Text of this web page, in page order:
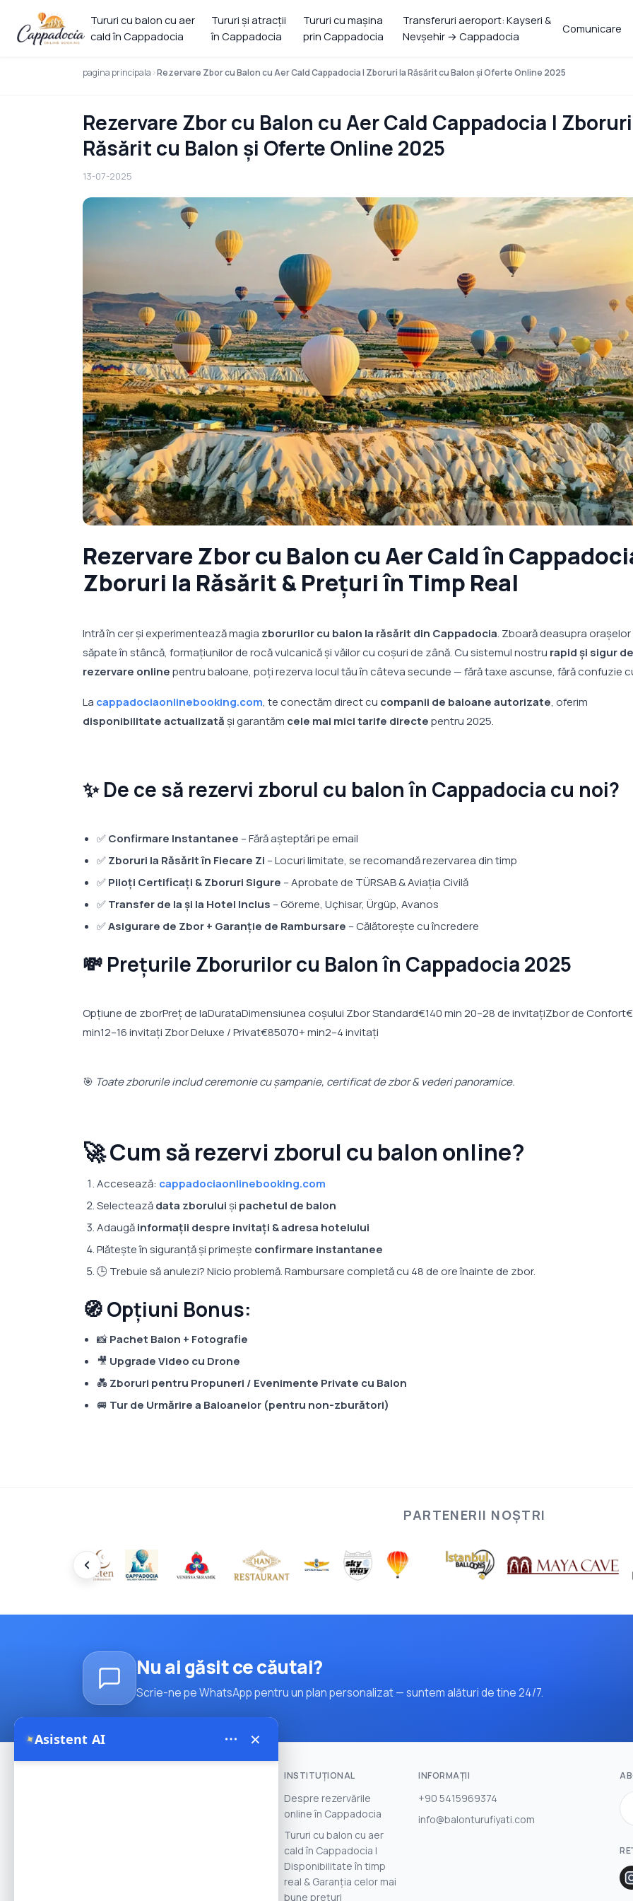
Tururi cu balon cu aer
cald în Cappadocia
Tururi și atracții
în Cappadocia
Tururi cu mașina
prin Cappadocia
Transferuri aeroport: Kayseri &
Nevşehir → Cappadocia
Comunicare
pagina principala Rezervare Zbor cu Balon cu Aer Cald Cappadocia | Zboruri la Răsărit cu Balon și Oferte Online 2025
Rezervare Zbor cu Balon cu Aer Cald Cappadocia |
Răsărit cu Balon și Oferte Online 2025
13-07-2025
Rezervare Zbor cu Balon cu Aer Cald în
Zboruri la Răsărit & Prețuri în Timp Real
Intră în cer și experimentează magia zborurilor cu balon la răsărit din Cappadocia. Zboară deasupra
săpate în stâncă, formațiunilor de rocă vulcanică și văilor cu coșuri de zână. Cu sistemul nostru rapid și sigur de
rezervare onlinepentru baloane, poți rezerva locul tău în câteva secunde — fără taxe ascunse, fără confuzie
La cappadociaonlinebooking.com, te conectăm direct cu companii de baloane autorizate, oferim
disponibilitate actualizatăși garantăm cele mai mici tarife directepentru 2025.
✨ De ce să rezervi zborul cu balon în Cappadocia cu noi?
✅Confirmare Instantanee – Fără așteptări pe email
✅Zboruri la Răsărit în Fiecare Zi – Locuri limitate, se recomandă rezervarea din timp
✅Piloți Certificați & Zboruri Sigure – Aprobate de TÜRSAB & Aviația Civilă
✅Transfer de la și la Hotel Inclus – Göreme, Uçhisar, Ürgüp, Avanos
✅Asigurare de Zbor + Garanție de Rambursare – Călătorește cu încredere
💸 Prețurile Zborurilor cu Balon în Cappadocia 2025
Opțiune de zborPreț de laDurataDimensiunea coșului Zbor Standard€140 min 20–28 de invitațiZbor de
min12–16 invitați Zbor Deluxe / Privat€85070+ min2–4 invitați
🎯 Toate zborurile includ ceremonie cu șampanie, certificat de zbor & vederi panoramice.
🚀 Cum să rezervi zborul cu balon online?
Accesează: cappadociaonlinebooking.com
Selecteazădata zboruluiși pachetul de balon
Adaugăinformații despre invitați & adresa hotelului
Plătește în siguranță și primește confirmare instantanee
🕒 Trebuie să anulezi? Nicio problemă. Rambursare completă cu 48 de ore înainte de zbor.
🧭 Opțiuni Bonus:
📸Pachet Balon + Fotografie
🎥 Upgrade Video cu Drone
💑 Zboruri pentru Propuneri / Evenimente Private cu Balon
🚐 Tur de Urmărire a Baloanelor (pentru non-zburători)
PARTENERII NOȘTRI
Nu ai găsit ce căutai?
Scrie-ne pe WhatsApp pentru un plan personalizat — suntem alături de tine 24/7.
INSTITUŢIONAL
Despre rezervările
online în Cappadocia
Tururi cu balon cu aer
cald în Cappadocia |
Disponibilitate în timp
real & Garanția celor mai
bune prețuri
INFORMAȚII
+90 5415969374
info@balonturufiyati.com
✦Asistent AI ×